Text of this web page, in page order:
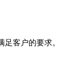
客户的要求。